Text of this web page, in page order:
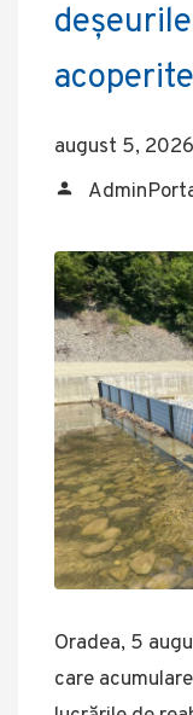
august 5, 2026
Oradea, 5
care